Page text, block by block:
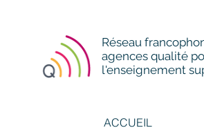
Réseau
agences qualité
l'enseignement
ACCUEIL